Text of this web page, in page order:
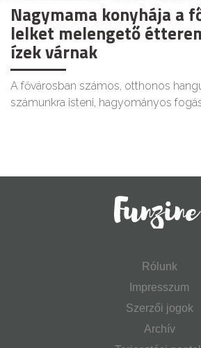
Nagymama konyhája a
lelket melengető
ízek várnak
A fővárosban számos, otthonos
számunkra isteni, hagyományos
Rólunk
Impresszum
Szerzői jogok
Archív